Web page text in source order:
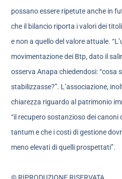
possano essere ripetute anche in
che il bilancio riporta i valori dei
e non a quello del valore attuale.
movimentazione dei Btp, dato il
osserva Anapa chiedendosi: “cosa
stabilizzasse?”. L’associazione,
chiarezza riguardo al patrimonio
“il recupero sostanzioso dei canoni
tantum e che i costi di gestione
meno elevati di quelli prospettati”.